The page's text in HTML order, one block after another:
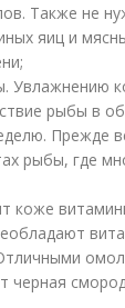
Также не
яиц и
Увлажнению
рыбы в
Прежде
рыбы, где
коже
черная